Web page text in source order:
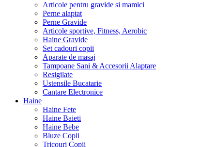
Articole pentru gravide si mamici
Perne alaptat
Perne Gravide
Articole sportive, Fitness, Aerobic
Haine Gravide
Set cadouri copii
Aparate de masaj
Tampoane Sani & Accesorii Alaptare
Resigilate
Ustensile Bucatarie
Cantare Electronice
Haine
Haine Fete
Haine Baieti
Haine Bebe
Bluze Copii
Tricouri Copii